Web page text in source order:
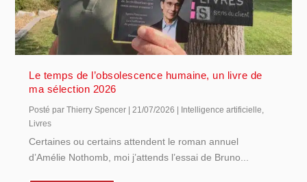
Le temps de l’obsolescence humaine, un livre de
ma sélection 2026
Posté parThierry Spencer |21/07/2026 Intelligence artificielle,
Livres
Certaines ou certains attendent le roman annuel
d’Amélie Nothomb, moi j’attends l’essai de Bruno...